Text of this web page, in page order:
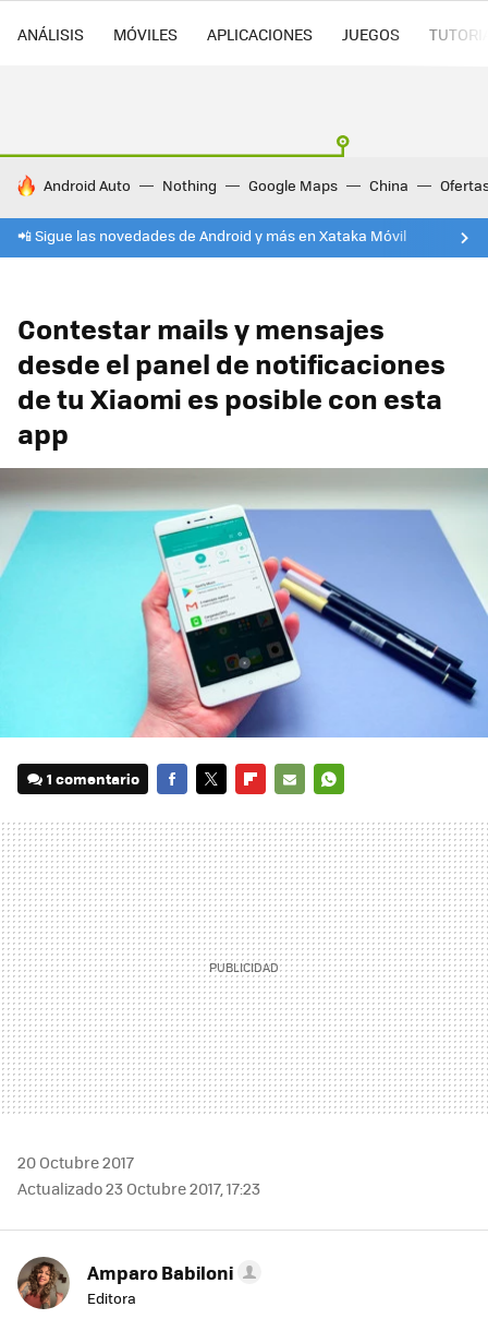
ANÁLISIS MÓVILES APLICACIONES JUEGOS
HOY SE HABLA DE
Android Auto Nothing Google Maps China
📲 Sigue las novedades de Android y más en Xataka Móvil
Contestar mails y mensajes
desde el panel de notificaciones
de tu Xiaomi es posible con esta
app
1 comentario
MAIL
20 Octubre 2017
Actualizado 23 Octubre 2017, 17:23
Amparo Babiloni
Editora